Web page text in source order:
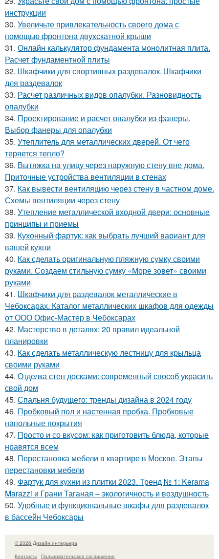
инструкции
30. Увеличьте привлекательность своего дома с
помощью фронтона двухскатной крыши
31. Онлайн калькулятор фундамента монолитная плита.
Расчет фундаментной плиты
32. Шкафчики для спортивных раздевалок. Шкафчики
для раздевалок
33. Расчет различных видов опалубки. Разновидность
опалубки
34. Проектирование и расчет опалубки из фанеры.
Выбор фанеры для опалубки
35. Утеплитель для металлических дверей. От чего
теряется тепло?
36. Вытяжка на улицу через наружную стену вне дома.
Приточные устройства вентиляции в стенах
37. Как вывести вентиляцию через стену в частном доме.
Схемы вентиляции через стену
38. Утепление металлической входной двери: основные
принципы и приемы
39. Кухонный фартук: как выбрать лучший вариант для
вашей кухни
40. Как сделать оригинальную пляжную сумку своими
руками. Создаем стильную сумку «Море зовет» своими
руками
41. Шкафчики для раздевалок металлические в
Чебоксарах. Каталог металлических шкафов для одежды
от ООО Офис-Мастер в Чебоксарах
42. Мастерство в деталях: 20 правил идеальной
планировки
43. Как сделать металлическую лестницу для крыльца
своими руками
44. Отделка стен досками: современный способ украсить
свой дом
45. Спальня будущего: тренды дизайна в 2024 году
46. Пробковый пол и настенная пробка. Пробковые
напольные покрытия
47. Просто и со вкусом: как приготовить блюда, которые
нравятся всем
48. Перестановка мебели в квартире в Москве. Этапы
перестановки мебели
49. Фартук для кухни из плитки 2023. Тренд № 1: Kerama
Marazzi и Грани Таганая – экологичность и воздушность
50. Удобные и функциональные шкафы для раздевалок
в бассейн Чебоксары
© 2026 Дизайн интерьера
Контакты
Пользовательское соглашение